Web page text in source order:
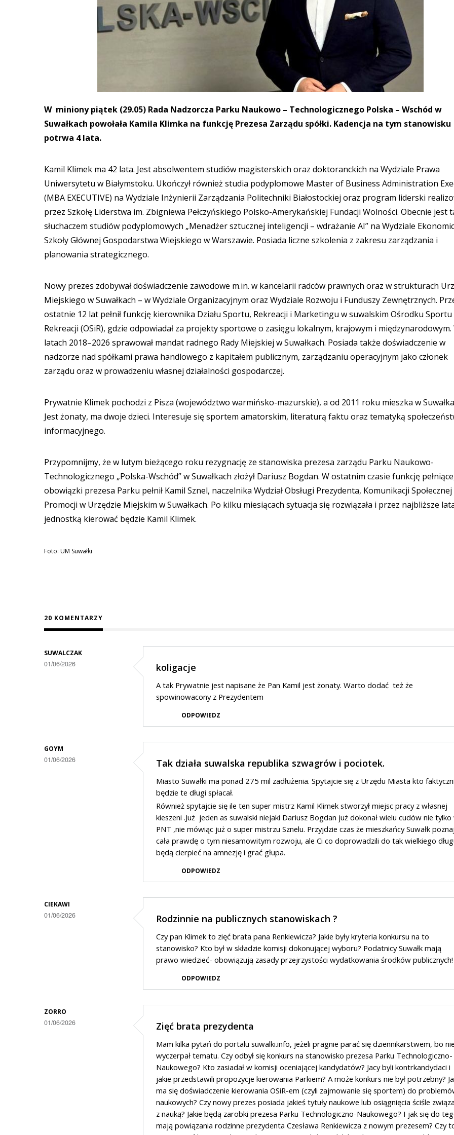
W miniony piątek (29.05) Rada Nadzorcza Parku Naukowo – Technologicznego Polska – Wschód w
Suwałkach powołała Kamila Klimka na funkcję Prezesa Zarządu spółki. Kadencja na tym stanowisku
potrwa 4 lata.
Kamil Klimek ma 42 lata. Jest absolwentem studiów magisterskich oraz doktoranckich na Wydziale Prawa
Uniwersytetu w Białymstoku. Ukończył również studia podyplomowe Master of Business Administration
(MBA EXECUTIVE) na Wydziale Inżynierii Zarządzania Politechniki Białostockiej oraz program liderski
przez Szkołę Liderstwa im. Zbigniewa Pełczyńskiego Polsko-Amerykańskiej Fundacji Wolności. Obecnie jest
słuchaczem studiów podyplomowych „Menadżer sztucznej inteligencji – wdrażanie AI” na Wydziale
Szkoły Głównej Gospodarstwa Wiejskiego w Warszawie. Posiada liczne szkolenia z zakresu zarządzania i
planowania strategicznego.
Nowy prezes zdobywał doświadczenie zawodowe m.in. w kancelarii radców prawnych oraz w strukturach
Miejskiego w Suwałkach – w Wydziale Organizacyjnym oraz Wydziale Rozwoju i Funduszy Zewnętrznych.
ostatnie 12 lat pełnił funkcję kierownika Działu Sportu, Rekreacji i Marketingu w suwalskim Ośrodku Sportu
Rekreacji (OSiR), gdzie odpowiadał za projekty sportowe o zasięgu lokalnym, krajowym i międzynarodowym.
latach 2018–2026 sprawował mandat radnego Rady Miejskiej w Suwałkach. Posiada także doświadczenie w
nadzorze nad spółkami prawa handlowego z kapitałem publicznym, zarządzaniu operacyjnym jako członek
zarządu oraz w prowadzeniu własnej działalności gospodarczej.
Prywatnie Klimek pochodzi z Pisza (województwo warmińsko-mazurskie), a od 2011 roku mieszka w
Jest żonaty, ma dwoje dzieci. Interesuje się sportem amatorskim, literaturą faktu oraz tematyką
informacyjnego.
Przypomnijmy, że w lutym bieżącego roku rezygnację ze stanowiska prezesa zarządu Parku Naukowo-
Technologicznego „Polska-Wschód” w Suwałkach złożył Dariusz Bogdan. W ostatnim czasie funkcję
obowiązki prezesa Parku pełnił Kamil Sznel, naczelnika Wydział Obsługi Prezydenta, Komunikacji Społecznej
Promocji w Urzędzie Miejskim w Suwałkach. Po kilku miesiącach sytuacja się rozwiązała i przez najbliższe
jednostką kierować będzie Kamil Klimek.
Foto: UM Suwałki
20 KOMENTARZY
SUWALCZAK
01/06/2026 koligacje
A tak Prywatnie jest napisane że Pan Kamil jest żonaty. Warto dodać też że
spowinowacony z Prezydentem
ODPOWIEDZ
GOYM
01/06/2026 Tak działa suwalska republika szwagrów i pociotek.
Miasto Suwałki ma ponad 275 mil zadłużenia. Spytajcie się z Urzędu Miasta kto
będzie te długi spłacał.
Również spytajcie się ile ten super mistrz Kamil Klimek stworzył miejsc pracy z własnej
kieszeni .Już jeden as suwalski niejaki Dariusz Bogdan już dokonał wielu cudów nie tylko
PNT ,nie mówiąc już o super mistrzu Sznelu. Przyjdzie czas że mieszkańcy Suwałk
cała prawdę o tym niesamowitym rozwoju, ale Ci co doprowadzili do tak wielkiego
będą cierpieć na amnezję i grać głupa.
ODPOWIEDZ
CIEKAWI
01/06/2026 Rodzinnie na publicznych stanowiskach ?
Czy pan Klimek to zięć brata pana Renkiewicza? Jakie były kryteria konkursu na to
stanowisko? Kto był w składzie komisji dokonującej wyboru? Podatnicy Suwałk mają
prawo wiedzieć- obowiązują zasady przejrzystości wydatkowania środków publicznych!
ODPOWIEDZ
ZORRO
01/06/2026 Zięć brata prezydenta
Mam kilka pytań do portalu suwalki.info, jeżeli pragnie parać się dziennikarstwem, bo nie
wyczerpał tematu. Czy odbył się konkurs na stanowisko prezesa Parku Technologiczno-
Naukowego? Kto zasiadał w komisji oceniającej kandydatów? Jacy byli kontrkandydaci i
jakie przedstawili propozycje kierowania Parkiem? A może konkurs nie był potrzebny?
ma się doświadczenie kierowania OSiR-em (czyli zajmowanie się sportem) do
naukowych? Czy nowy prezes posiada jakieś tytuły naukowe lub osiągnięcia ściśle
z nauką? Jakie będą zarobki prezesa Parku Technologiczno-Naukowego? I jak się do
mają powiązania rodzinne prezydenta Czesława Renkiewicza z nowym prezesem? Czy